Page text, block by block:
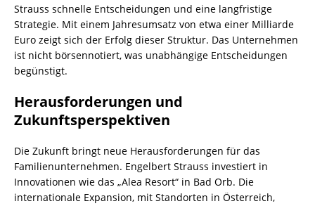
Strauss schnelle Entscheidungen und eine langfristige
Strategie. Mit einem Jahresumsatz von etwa einer Milliarde
Euro zeigt sich der Erfolg dieser Struktur. Das Unternehmen
ist nicht börsennotiert, was unabhängige Entscheidungen
begünstigt.
Herausforderungen und
Zukunftsperspektiven
Die Zukunft bringt neue Herausforderungen für das
Familienunternehmen. Engelbert Strauss investiert in
Innovationen wie das „Alea Resort“ in Bad Orb. Die
internationale Expansion, mit Standorten in Österreich,